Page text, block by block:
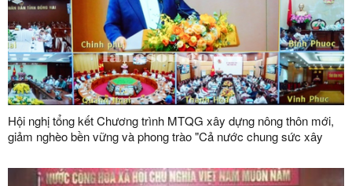
Hội nghị tổng kết Chương trình MTQG xây dựng nông thôn mới,
giảm nghèo bền vững và phong trào "Cả nước chung sức xây
sau" giai đoạn 2021 – 2025